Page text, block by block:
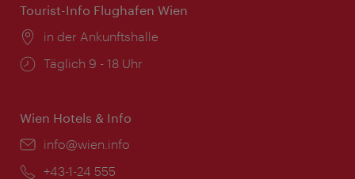
Tourist-Info Flughafen Wien
Ort:
in der Ankunftshalle
Öffnungszeiten:
Täglich 9 - 18 Uhr
Wien Hotels & Info
Email:
info@wien.info
Telefon:
+43-1-24 555